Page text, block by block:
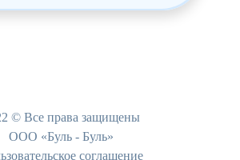
© Все права защищены
ООО «Буль - Буль»
соглашение